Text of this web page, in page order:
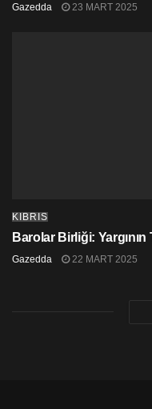
Gazedda 23 MART 2025
KIBRIS
Barolar Birliği: Yargının
Gazedda 22 MART 2025